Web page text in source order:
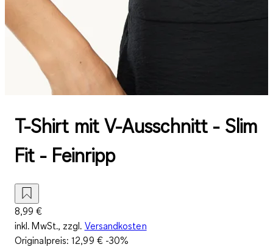
T-Shirt mit V-Ausschnitt - Slim
Fit - Feinripp
8,99 €
inkl. MwSt., zzgl. Versandkosten
Originalpreis:12,99 €-30%